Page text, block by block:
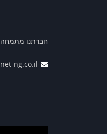
חברתנו מתמחה
ng.co.il